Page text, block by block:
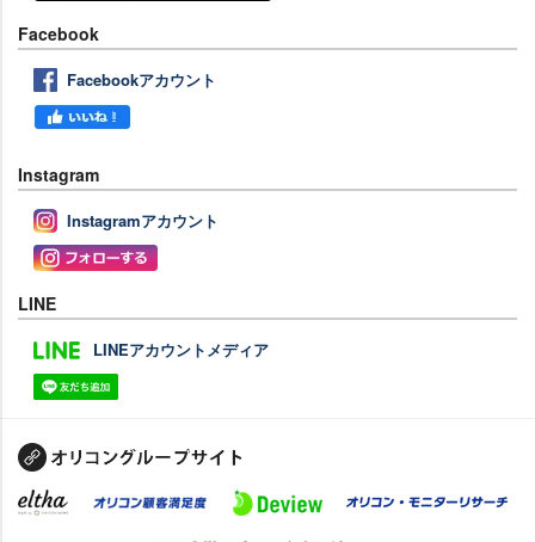
Facebook
Facebookアカウント
Instagram
Instagramアカウント
LINE
LINEアカウントメディア